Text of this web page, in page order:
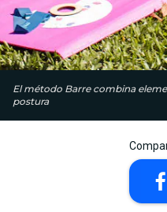
El método Barre combina
postura